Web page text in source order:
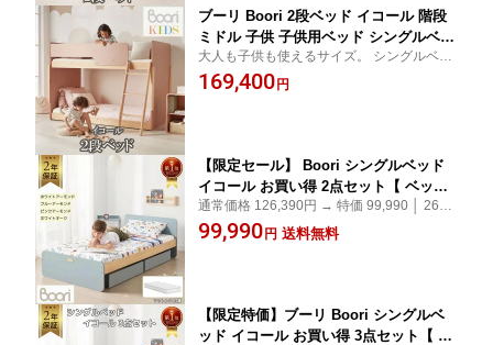
ブーリ Boori 2段ベッド イコール 階段
ミドル 子供 子供用ベッド シングルベッ
ド 大人 頑丈 すのこ 子供部屋 ベッド 2w
ay 【到着後レビュー記載で次回使える
大人も子供も使えるサイズ。 シングルベッ
ド2つに組み替えられる。 フレーム 社員寮
学生寮
169,400 円
【限定セール】 Boori シングルベッド
イコール お買い得 2点セット【 ベッド
本体 + スプリングマットレス 】2年保証
すのこベッド 子どもベッド フレーム 子
通常価格 126,390円 → 特価 99,990 │ 26,40
0円 20% OFF キッズベッド、マットレスの
2点セット。子供の睡眠にまとめ買い 別売
99,990 円 送料無料
【限定特価】ブーリ Boori シングルベ
ッド イコール お買い得 3点セット【 ベ